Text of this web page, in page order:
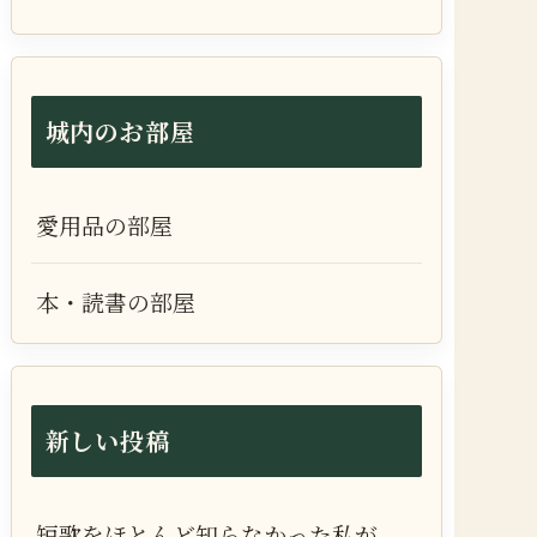
城内のお部屋
愛用品の部屋
本・読書の部屋
新しい投稿